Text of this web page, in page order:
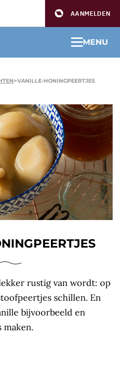
AANMELDEN
MENU
>VANILLE-HONINGPEERTJES
rustig van wordt: op
schillen. En
bijvoorbeeld en